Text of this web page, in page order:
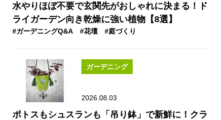
水やりほぼ不要で玄関先がおしゃれに決まる！ド
ライガーデン向き乾燥に強い植物【8選】
#ガーデニングQ&A #花壇 #庭づくり
ガーデニング
2026.08.03
ポトスもシュスランも「吊り鉢」で新鮮に！クラ